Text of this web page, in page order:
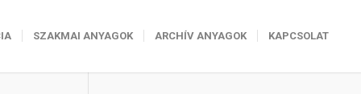
SZAKMAI ANYAGOK ARCHÍV ANYAGOK KAPCSOLAT